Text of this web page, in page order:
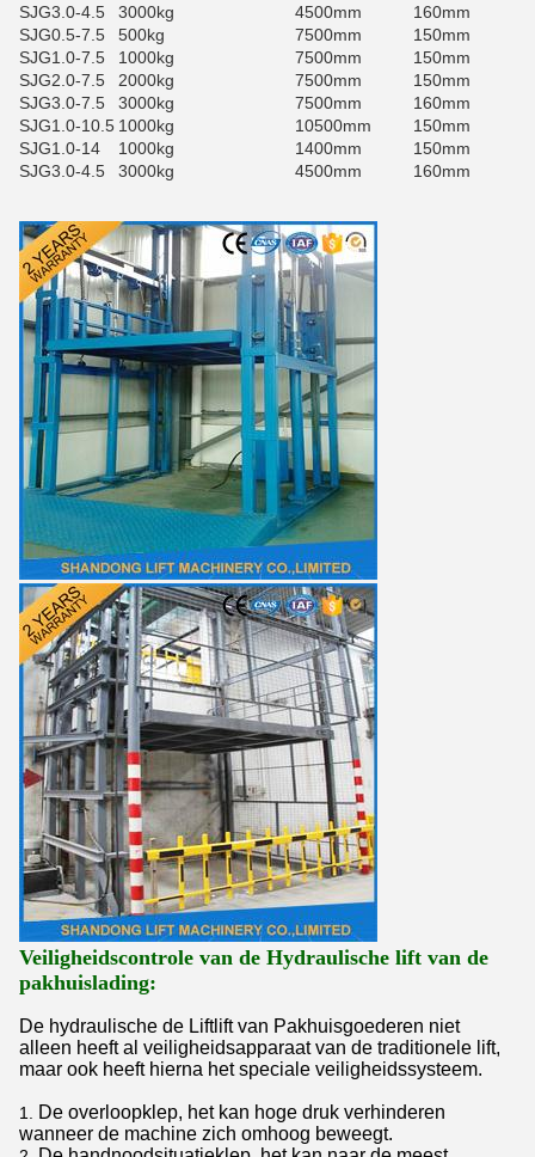
SJG3.0-4.5
3000kg 4500mm
160mm
SJG0.5-7.5
500kg 7500mm
150mm
SJG1.0-7.5
1000kg 7500mm
150mm
SJG2.0-7.5
2000kg 7500mm
150mm
SJG3.0-7.5
3000kg 7500mm
160mm
SJG1.0-10.5 1000kg 10500mm
150mm
SJG1.0-14
1000kg 1400mm
150mm
SJG3.0-4.5
3000kg 4500mm 160mm
Veiligheidscontrole van de Hydraulische lift van de
pakhuislading:
De hydraulische de Liftlift van Pakhuisgoederen niet
alleen heeft al veiligheidsapparaat van de traditionele lift,
maar ook heeft hierna het speciale veiligheidssysteem.
1.
De overloopklep, het kan hoge druk verhinderen
wanneer de machine zich omhoog beweegt.